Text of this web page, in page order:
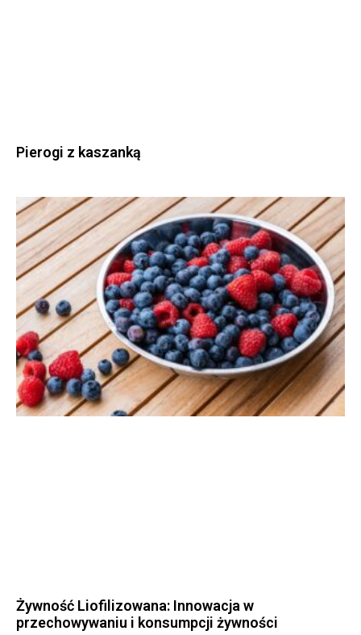
Pierogi z kaszanką
Żywność Liofilizowana: Innowacja w
przechowywaniu i konsumpcji żywności